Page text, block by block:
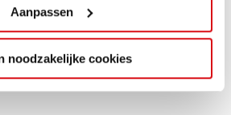
Aanpassen
noodzakelijke cookies